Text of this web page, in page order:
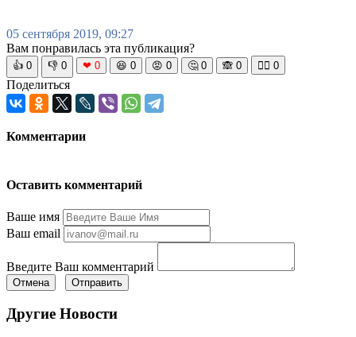
05 сентября 2019, 09:27
Вам понравилась эта публикация?
👍 0 👎 0 ❤ 0 😆 0 😡 0 🤔 0 🙈 0 🧘‍♀️ 0
Поделиться
Комментарии
Оставить комментарий
Ваше имя
Ваш email
Введите Ваш комментарий
Отмена Отправить
Другие Новости